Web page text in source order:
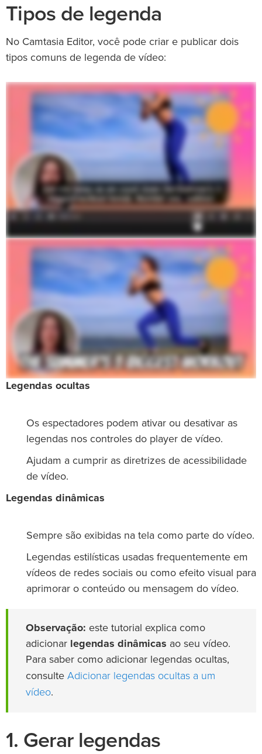
Tipos de legenda
No Camtasia Editor, você pode criar e publicar dois
tipos comuns de legenda de vídeo:
Legendas ocultas
Os espectadores podem ativar ou desativar as
legendas nos controles do player de vídeo.
Ajudam a cumprir as diretrizes de acessibilidade
de vídeo.
Legendas dinâmicas
Sempre são exibidas na tela como parte do vídeo.
Legendas estilísticas usadas frequentemente em
vídeos de redes sociais ou como efeito visual para
aprimorar o conteúdo ou mensagem do vídeo.
Observação: este tutorial explica como
adicionar legendas dinâmicas ao seu vídeo.
Para saber como adicionar legendas ocultas,
consulte Adicionar legendas ocultas a um
vídeo.
1. Gerar legendas